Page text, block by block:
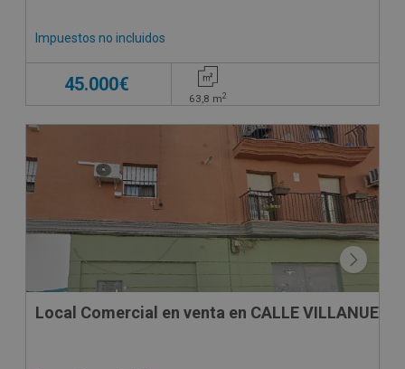
Impuestos no incluidos
45.000€
63,8 m2
Local Comercial en venta en CALLE VILLANUEVA